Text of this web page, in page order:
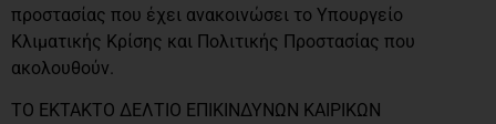
προστασίας που έχει ανακοινώσει το Υπουργείο
Κλιματικής Κρίσης και Πολιτικής Προστασίας που
ακολουθούν.
ΤΟ ΕΚΤΑΚΤΟ ΔΕΛΤΙΟ ΕΠΙΚΙΝΔΥΝΩΝ ΚΑΙΡΙΚΩΝ